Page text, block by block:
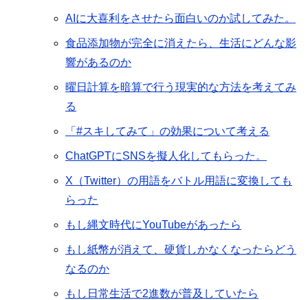
AIに大喜利をさせたら面白いのか試してみた。
食品添加物が完全に消えたら、生活にどんな影
響があるのか
曜日計算を暗算で行う現実的な方法を考えてみ
る
「#スキしてみて」の効果について考える
ChatGPTにSNSを擬人化してもらった。
X（Twitter）の用語をバトル用語に変換しても
らった
もし縄文時代にYouTubeがあったら
もし紙幣が消えて、硬貨しかなくなったらどう
なるのか
もし日常生活で2進数が普及していたら